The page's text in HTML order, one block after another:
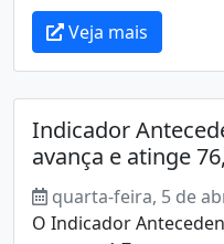
Veja mais
Indicador
avança e atinge
quarta-feira, 5 de
O Indicador